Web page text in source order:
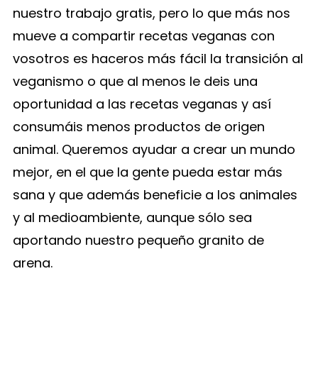
nuestro trabajo gratis, pero lo que más nos
mueve a compartir recetas veganas con
vosotros es haceros más fácil la transición al
veganismo o que al menos le deis una
oportunidad a las recetas veganas y así
consumáis menos productos de origen
animal. Queremos ayudar a crear un mundo
mejor, en el que la gente pueda estar más
sana y que además beneficie a los animales
y al medioambiente, aunque sólo sea
aportando nuestro pequeño granito de
arena.